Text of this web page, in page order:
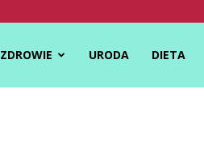
ZDROWIE URODA DIETA